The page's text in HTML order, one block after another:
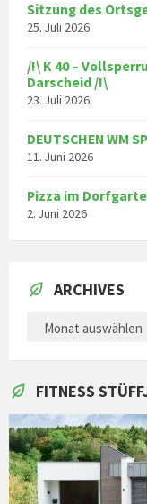
Sitzung des
25. Juli 2026
/!\ K 40 –
Darscheid /!\
23. Juli 2026
DEUTSCHEN WM
11. Juni 2026
Pizza im
2. Juni 2026
ARCHIVES
ARCHIVES
FITNESS